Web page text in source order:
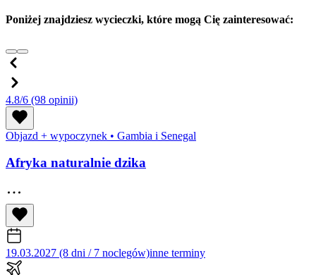
Poniżej znajdziesz wycieczki, które mogą Cię zainteresować:
4.8/6 (98 opinii)
Objazd + wypoczynek • Gambia i Senegal
Afryka naturalnie dzika
19.03.2027 (8 dni / 7 noclegów)inne terminy